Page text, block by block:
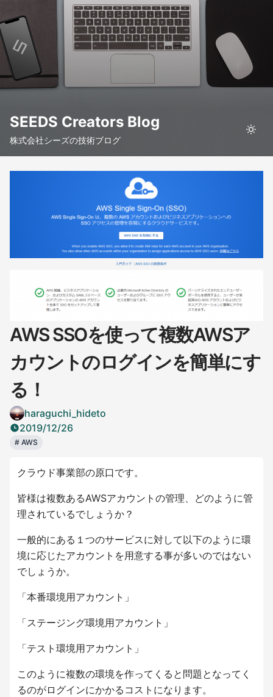
SEEDS Creators Blog
株式会社シーズの技術ブログ
AWS SSOを使って複数AWSア
カウントのログインを簡単にす
る！
haraguchi_hideto
2019/12/26
# AWS
クラウド事業部の原口です。
皆様は複数あるAWSアカウントの管理、どのように管
理されているでしょうか？
一般的にある１つのサービスに対して以下のように環
境に応じたアカウントを用意する事が多いのではない
でしょうか。
「本番環境用アカウント」
「ステージング環境用アカウント」
「テスト環境用アカウント」
このように複数の環境を作ってくると問題となってく
るのがログインにかかるコストになります。